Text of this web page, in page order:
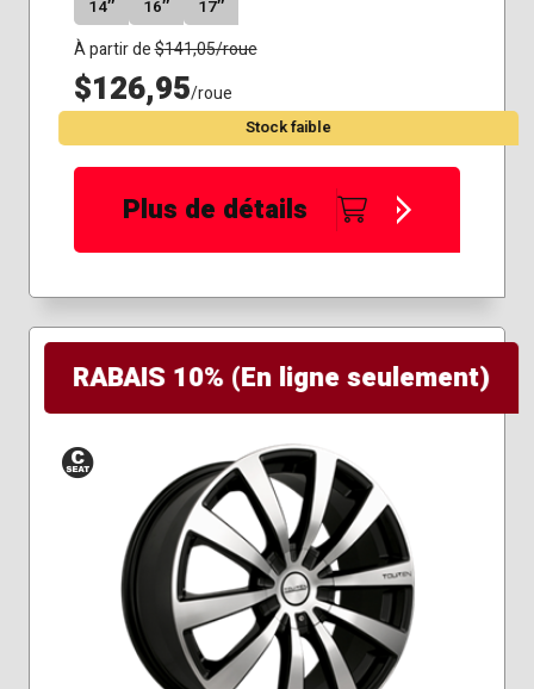
14″ 16″ 17″
À partir de$141,05/roue
$126,95/roue
Stock faible
Plus de détails
RABAIS 10% (En ligne seulement)
Siège
conique